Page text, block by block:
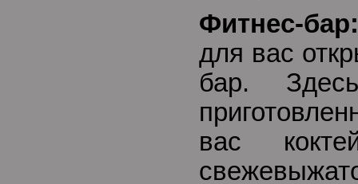
Фитнес-бар:
для вас
бар.
вас